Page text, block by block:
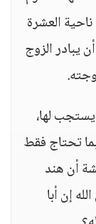
العشرة
يبادر الزوج
لها،
تحتاج فقط
أن هند
إن أبا